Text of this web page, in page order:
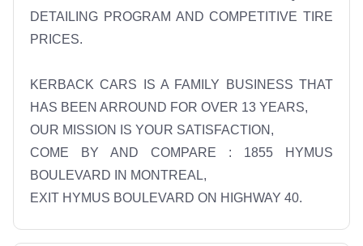
DETAILING PROGRAM AND COMPETITIVE TIRE
PRICES.
KERBACK CARS IS A FAMILY BUSINESS THAT
HAS BEEN ARROUND FOR OVER 13 YEARS,
OUR MISSION IS YOUR SATISFACTION,
COME BY AND COMPARE : 1855 HYMUS
BOULEVARD IN MONTREAL,